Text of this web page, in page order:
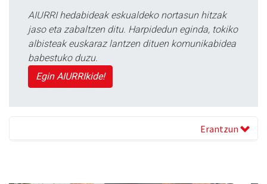
AIURRI hedabideak eskualdeko nortasun hitzak
jaso eta zabaltzen ditu. Harpidedun eginda, tokiko
albisteak euskaraz lantzen dituen komunikabidea
babestuko duzu.
Egin AIURRIkide!
Erantzun